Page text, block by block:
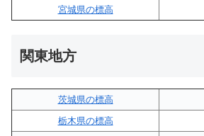
宮城県の標高
関東地方
茨城県の標高
栃木県の標高